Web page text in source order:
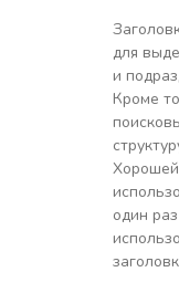
для
и
Кроме
Хорошей
один